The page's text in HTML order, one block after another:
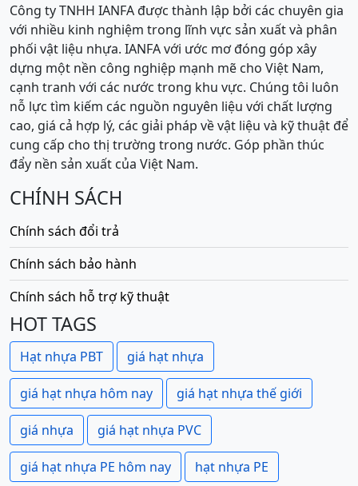
Công ty TNHH IANFA được thành lập bởi các chuyên gia
với nhiều kinh nghiệm trong lĩnh vực sản xuất và phân
phối vật liệu nhựa. IANFA với ước mơ đóng góp xây
dựng một nền công nghiệp mạnh mẽ cho Việt Nam,
cạnh tranh với các nước trong khu vực. Chúng tôi luôn
nỗ lực tìm kiếm các nguồn nguyên liệu với chất lượng
cao, giá cả hợp lý, các giải pháp về vật liệu và kỹ thuật để
cung cấp cho thị trường trong nước. Góp phần thúc
đẩy nền sản xuất của Việt Nam.
CHÍNH SÁCH
Chính sách đổi trả
Chính sách bảo hành
Chính sách hỗ trợ kỹ thuật
HOT TAGS
Hạt nhựa PBT giá hạt nhựa
giá hạt nhựa hôm nay giá hạt nhựa thế giới
giá nhựa giá hạt nhựa PVC
giá hạt nhựa PE hôm nay hạt nhựa PE